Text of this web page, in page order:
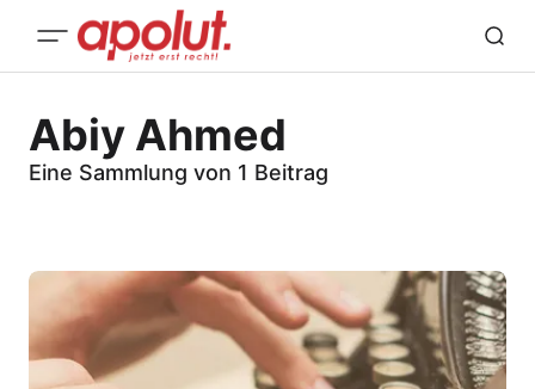
Abiy Ahmed
Eine Sammlung von 1 Beitrag